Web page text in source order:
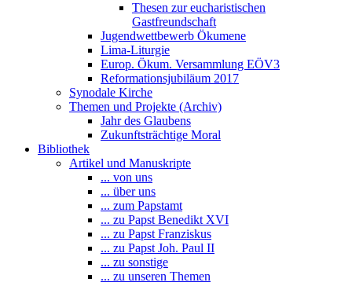
Thesen zur eucharistischen
Gastfreundschaft
Jugendwettbewerb Ökumene
Lima-Liturgie
Europ. Ökum. Versammlung EÖV3
Reformationsjubiläum 2017
Synodale Kirche
Themen und Projekte (Archiv)
Jahr des Glaubens
Zukunftsträchtige Moral
Bibliothek
Artikel und Manuskripte
... von uns
... über uns
... zum Papstamt
... zu Papst Benedikt XVI
... zu Papst Franziskus
... zu Papst Joh. Paul II
... zu sonstige
... zu unseren Themen